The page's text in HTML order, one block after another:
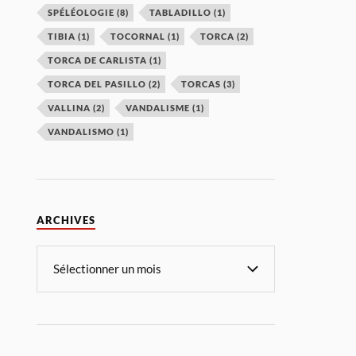
SPÉLÉOLOGIE (8) TABLADILLO (1)
TIBIA (1) TOCORNAL (1) TORCA (2)
TORCA DE CARLISTA (1)
TORCA DEL PASILLO (2) TORCAS (3)
VALLINA (2) VANDALISME (1)
VANDALISMO (1)
ARCHIVES